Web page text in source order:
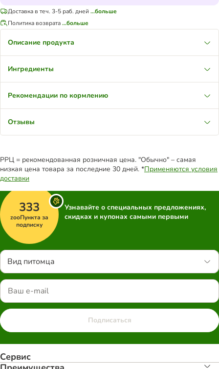
Доставка в теч. 3-5 раб. дней ...больше
Политика возврата...больше
Описание продукта
Ингредиенты
Рекомендации по кормлению
Отзывы
РРЦ = рекомендованная розничная цена. "Обычно" – самая
низкая цена товара за последние 30 дней. *Применяются условия
доставки
333
zooПункта за
подписку
Узнавайте о специальных предложениях,
скидках и купонах самыми первыми
Вид питомца
Подписаться
Сервис